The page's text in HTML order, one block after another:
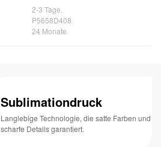
2-3 Tage.
P5658D408
24 Monate
Sublimationdruck
Langlebige Technologie, die satte Farben und
scharfe Details garantiert.